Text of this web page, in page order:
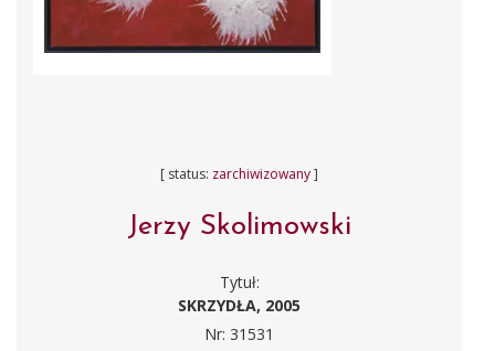
[ status: zarchiwizowany]
Jerzy Skolimowski
Tytuł:
SKRZYDŁA, 2005
Nr: 31531